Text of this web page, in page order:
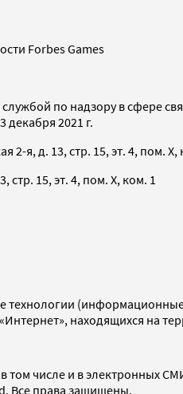
Forbes Games
по надзору в сфере
2021 г.
2-я, д. 13, стр. 15, эт. 4, пом. X,
стр. 15, эт. 4, пом. X, ком. 1
находящихся на
числе и в электронных
Все права защищены.